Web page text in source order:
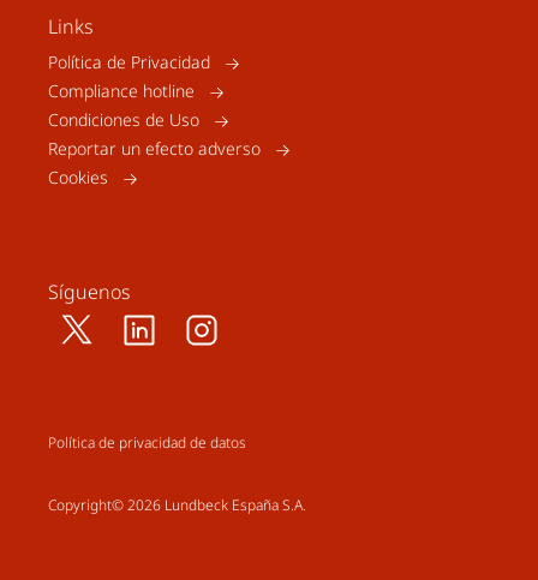
Links
Política de Privacidad
Compliance hotline
Condiciones de Uso
Reportar un efecto adverso
Cookies
Síguenos
Política de privacidad de datos
Copyright© 2026 Lundbeck España S.A.